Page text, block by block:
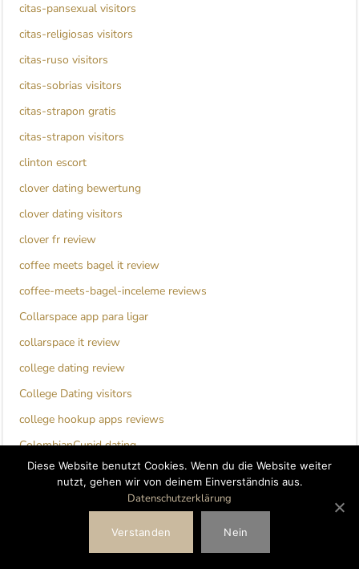
citas-pansexual visitors
citas-religiosas visitors
citas-ruso visitors
citas-sobrias visitors
citas-strapon gratis
citas-strapon visitors
clinton escort
clover dating bewertung
clover dating visitors
clover fr review
coffee meets bagel it review
coffee-meets-bagel-inceleme reviews
Collarspace app para ligar
collarspace it review
college dating review
College Dating visitors
college hookup apps reviews
ColombianCupid dating
colombiancupid review
Diese Website benutzt Cookies. Wenn du die Website weiter
nutzt, gehen wir von deinem Einverständnis aus.
Datenschutzerklärung
Verstanden Nein